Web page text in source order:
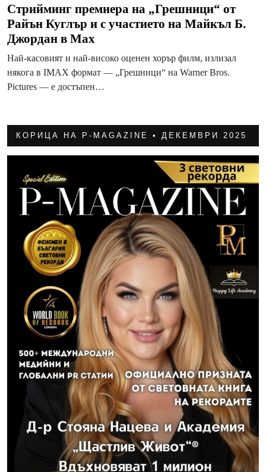
Стрийминг премиера на „Грешници“ от
Райън Куглър и с участието на Майкъл Б.
Джордан в Max
Най-касовият и най-високо оценен хорър филм, излизал
някога в IMAX формат — „Грешници“ на Warner Bros.
Pictures — е достъпен…
КОРИЦА НА P-MAGAZINE • ДЕКЕМВРИ 2025